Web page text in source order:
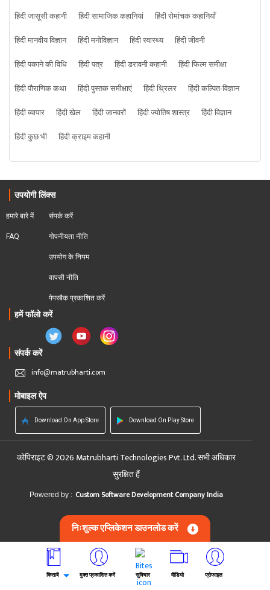
हिंदी जासूसी कहानी
हिंदी सामाजिक कहानियां
हिंदी रोमांचक कहानियाँ
हिंदी मानवीय विज्ञान
हिंदी मनोविज्ञान हिंदी स्वास्थ्य
हिंदी जीवनी
हिंदी पकाने की विधि
हिंदी पत्र हिंदी डरावनी कहानी
हिंदी फिल्म समीक्षा
हिंदी पौराणिक कथा
हिंदी पुस्तक समीक्षाएं हिंदी थ्रिलर
हिंदी कल्पित-विज्ञान
हिंदी व्यापार
हिंदी खेल हिंदी जानवरों हिंदी ज्योतिष शास्त्र
हिंदी विज्ञान
हिंदी कुछ भी
हिंदी क्राइम कहानी
उपयोगी लिंक्स
हमारे बारे में
FAQ
संपर्क करें
गोपनीयता नीति
उपयोग के नियम
वापसी नीति
पेपरबैक प्रकाशित करें
हमें फॉलो करें
संपर्क करें
info@matrubharti.com
मोबाइल ऐप
Download On App Store Download On Play Store
कोपिराइट © 2026 Matrubharti Technologies Pvt. Ltd. सभी अधिकार
सुरक्षित हैं
Powered by : Custom Software Development Company India
निःशुल्क एप्लिकेशन डाउनलोड करें
किताबें मुक्त प्रकाशित करें सुविचार वीडियो प्रोफाइल